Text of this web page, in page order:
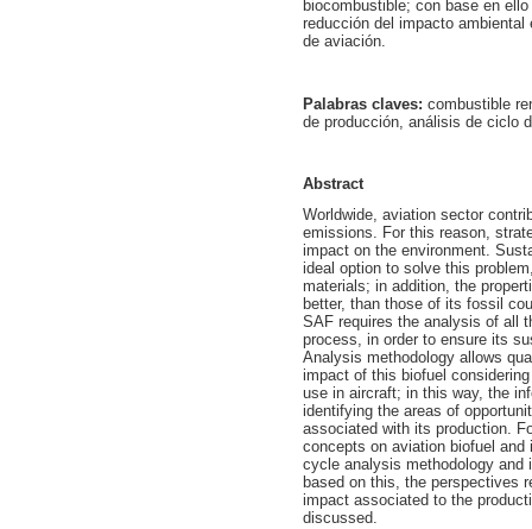
biocombustible; con base en
reducción del impacto
de aviación.
Palabras claves: combustible
de producción, análisis de ciclo
Abstract
Worldwide, aviation sector
emissions. For this reason,
impact on the environment.
ideal option to solve this
materials; in addition, the
better, than those of its fossil
SAF requires the analysis of all
process, in order to ensure its
Analysis methodology allows
impact of this biofuel
use in aircraft; in this way, the
identifying the areas of
associated with its production.
concepts on aviation biofuel
cycle analysis methodology and
based on this, the perspectives
impact associated to the
discussed.